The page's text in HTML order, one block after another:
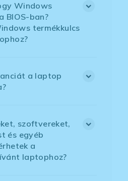
Windows
BIOS-ban?
termékkulcs
a laptop
szoftvereket,
és egyéb
a
laptophoz?